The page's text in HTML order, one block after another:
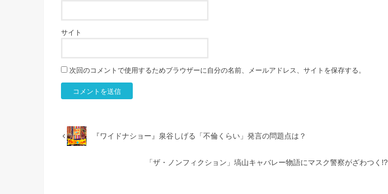
サイト
次回のコメントで使用するためブラウザーに自分の名前、メールアドレス、サイトを保存する。
『ワイドナショー』泉谷しげる「不倫くらい」発言の問題点は？
「ザ・ノンフィクション」塙山キャバレー物語にマスク警察がざわつく!?